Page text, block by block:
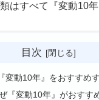
はすべて『変動10
目次
変動10年』をおすすめ
『変動10年』がおすす